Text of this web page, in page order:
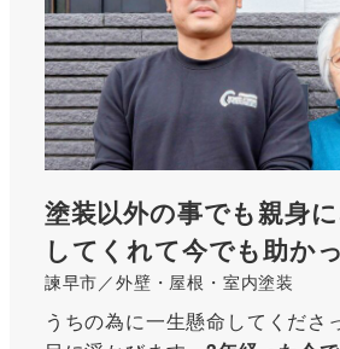
こ
ち
ら
</
塗装以外の事でも親身
してくれて今でも助か
諫早市／外壁・屋根・室内塗装
うちの為に一生懸命してくださ